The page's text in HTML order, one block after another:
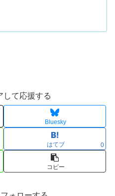
して応援する
Bluesky
はてブ 0
コピー